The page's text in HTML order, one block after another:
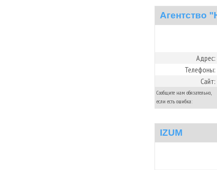
Aгентство
Адрес:
Телефоны:
Сайт:
Сообщите нам обязательно,
если есть ошибка:
IZUM